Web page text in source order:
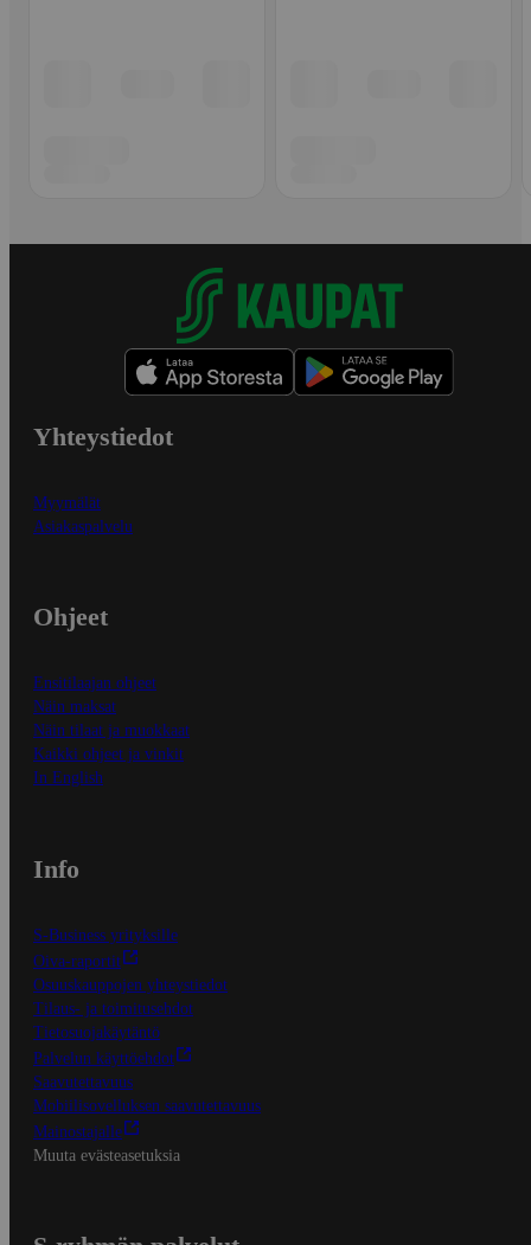
Yhteystiedot
Myymälät
Asiakaspalvelu
Ohjeet
Ensitilaajan ohjeet
Näin maksat
Näin tilaat ja muokkaat
Kaikki ohjeet ja vinkit
In English
Info
S-Business yrityksille
Oiva-raportit
Osuuskauppojen yhteystiedot
Tilaus- ja toimitusehdot
Tietosuojakäytäntö
Palvelun käyttöehdot
Saavutettavuus
Mobiilisovelluksen saavutettavuus
Mainostajalle
Muuta evästeasetuksia